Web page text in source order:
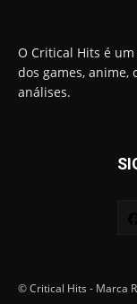
O Critical Hits é
dos games, anime,
análises.
© Critical Hits - Marca